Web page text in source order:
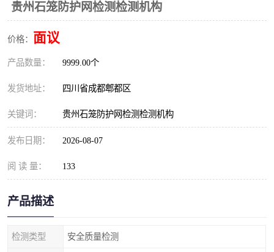
贵州石笼防护网检测检测机构
价格： 面议
产品数量： 9999.00个
发货地址： 四川省成都郫都区
关键词： 贵州石笼防护网检测检测机构
发布日期： 2026-08-07
阅 读 量： 133
产品描述
检测类型 安全质量检测